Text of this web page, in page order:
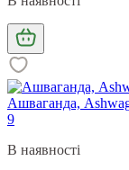
Ашваганда,
9
В наявності